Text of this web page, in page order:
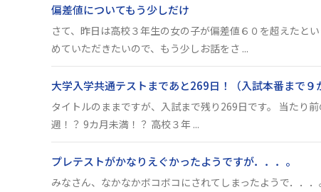
偏差値についてもう少しだけ
さて、昨日は高校３年生の女の子が偏差値６０を超えたと
めていただきたいので、もう少しお話をさ ...
大学入学共通テストまであと269日！（入試本番まで９
タイトルのままですが、入試まで残り269日です。 当たり
週！？ 9カ月未満！？ 高校３年 ...
プレテストがかなりえぐかったようですが．．．。
みなさん、なかなかボコボコにされてしまったようで．．